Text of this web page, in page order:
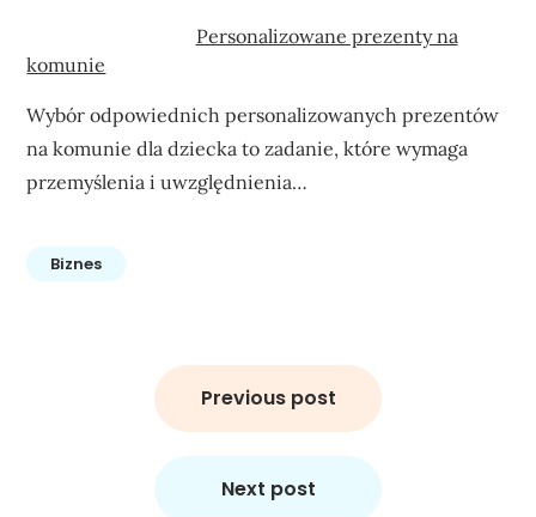
Personalizowane prezenty na
komunie
Wybór odpowiednich personalizowanych prezentów
na komunie dla dziecka to zadanie, które wymaga
przemyślenia i uwzględnienia…
Biznes
Previous post
Next post